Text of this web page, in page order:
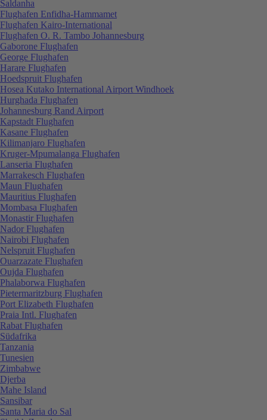
Saldanha
Flughafen Enfidha-Hammamet
Flughafen Kairo-International
Flughafen O. R. Tambo Johannesburg
Gaborone Flughafen
George Flughafen
Harare Flughafen
Hoedspruit Flughafen
Hosea Kutako International Airport Windhoek
Hurghada Flughafen
Johannesburg Rand Airport
Kapstadt Flughafen
Kasane Flughafen
Kilimanjaro Flughafen
Kruger-Mpumalanga Flughafen
Lanseria Flughafen
Marrakesch Flughafen
Maun Flughafen
Mauritius Flughafen
Mombasa Flughafen
Monastir Flughafen
Nador Flughafen
Nairobi Flughafen
Nelspruit Flughafen
Ouarzazate Flughafen
Oujda Flughafen
Phalaborwa Flughafen
Pietermaritzburg Flughafen
Port Elizabeth Flughafen
Praia Intl. Flughafen
Rabat Flughafen
Südafrika
Tanzania
Tunesien
Zimbabwe
Djerba
Mahe Island
Sansibar
Santa Maria do Sal